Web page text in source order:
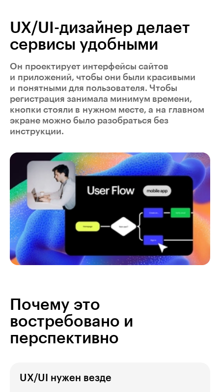
UX/UI-дизайнер делает
сервисы удобными
Он проектирует интерфейсы сайтов
и приложений, чтобы они были красивыми
и понятными для пользователя. Чтобы
регистрация занимала минимум времени,
кнопки стояли в нужном месте, а на главном
экране можно было разобраться без
инструкции.
Почему это
востребовано и
перспективно
UX/UI нужен везде